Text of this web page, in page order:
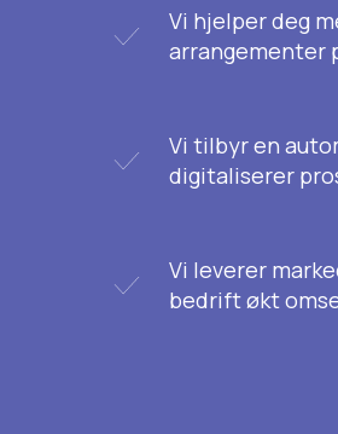
Vi hjelper deg
arrangementer
Vi tilbyr en
digitaliserer
Vi leverer
bedrift økt